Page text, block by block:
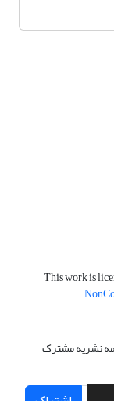
This work is
نشریه مشترک